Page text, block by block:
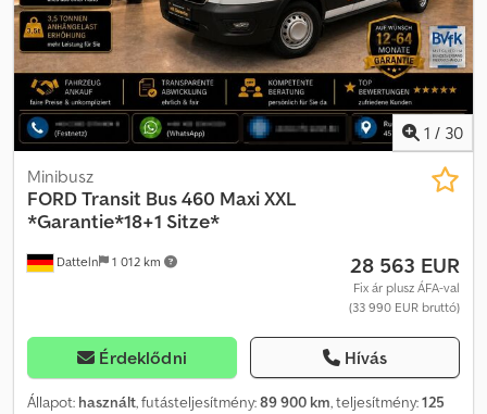
1 / 30
Datteln 1 012 km
Minibusz
FORDTransit Bus 460 Maxi XXL
*Garantie*18+1 Sitze*
28 563 EUR
Fix ár plusz ÁFA-val
(33 990 EUR bruttó)
Érdeklődni Hívás
Állapot: használt, futásteljesítmény:89 900 km, teljesítmény:125